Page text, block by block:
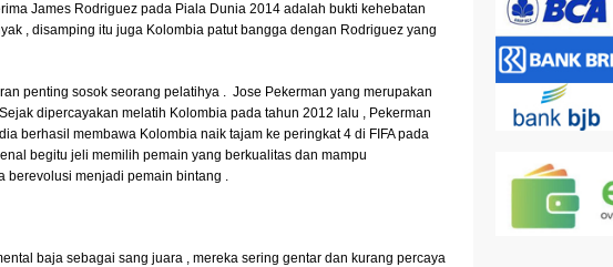
James Rodriguez pada Piala Dunia 2014 adalah bukti kehebatan
, disamping itu juga Kolombia patut bangga dengan Rodriguez yang
penting sosok seorang pelatihya . Jose Pekerman yang merupakan
dipercayakan melatih Kolombia pada tahun 2012 lalu , Pekerman
berhasil membawa Kolombia naik tajam ke peringkat 4 di FIFA pada
begitu jeli memilih pemain yang berkualitas dan mampu
berevolusi menjadi pemain bintang .
baja sebagai sang juara , mereka sering gentar dan kurang percaya